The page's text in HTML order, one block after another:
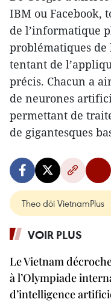
IBM ou Facebook,
de l’informatique
problématiques
tentant de
précis. Chacun a
de neurones
permettant de
de gigantesques
Theo dõi VietnamPlus
VOIR PLUS
Le Vietnam
à l’Olympiade
d’intelligence